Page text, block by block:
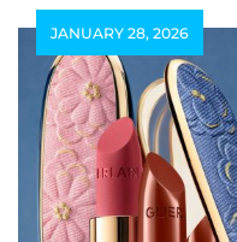
JANUARY 28, 2026